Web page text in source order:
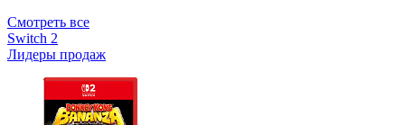
Смотреть все
Switch 2
Лидеры продаж